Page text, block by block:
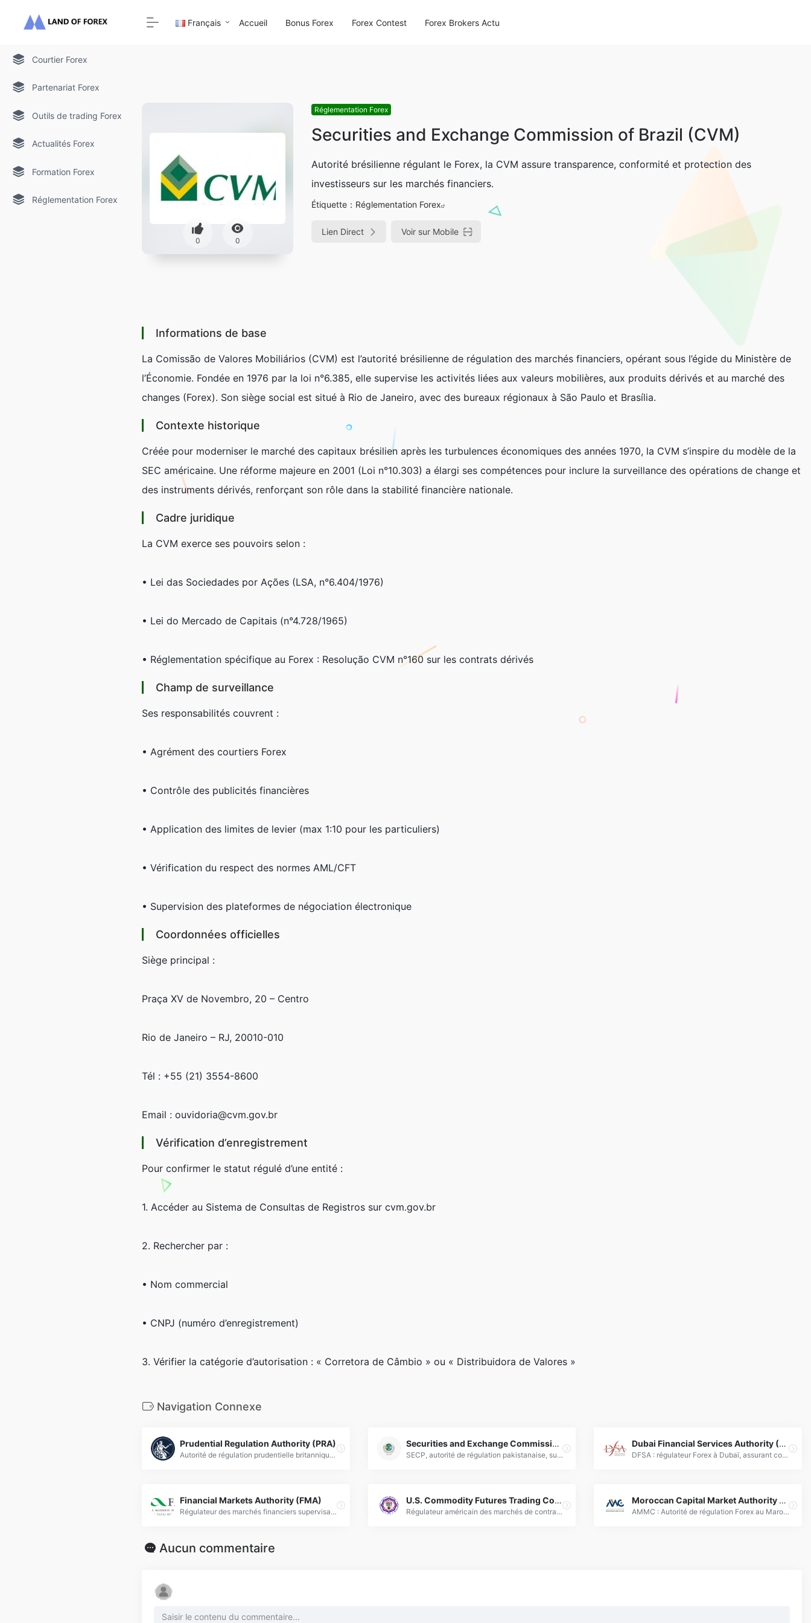
Courtier Forex
Partenariat Forex
Outils de trading Forex
Actualités Forex
Formation Forex
Réglementation Forex
Français Accueil Bonus Forex Forex Contest Forex Brokers Actu
0 0
Réglementation Forex
Securities and Exchange Commission of Brazil (CVM)
Autorité brésilienne régulant le Forex, la CVM assure transparence, conformité et protection des
investisseurs sur les marchés financiers.
Étiquette： Réglementation Forex
Lien Direct Voir sur Mobile
Informations de base
La Comissão de Valores Mobiliários (CVM) est l’autorité brésilienne de régulation des marchés financiers, opérant sous l’égide du Ministère de
l’Économie. Fondée en 1976 par la loi n°6.385, elle supervise les activités liées aux valeurs mobilières, aux produits dérivés et au marché des
changes (Forex). Son siège social est situé à Rio de Janeiro, avec des bureaux régionaux à São Paulo et Brasília.
Contexte historique
Créée pour moderniser le marché des capitaux brésilien après les turbulences économiques des années 1970, la CVM s’inspire du modèle de la
SEC américaine. Une réforme majeure en 2001 (Loi n°10.303) a élargi ses compétences pour inclure la surveillance des opérations de change et
des instruments dérivés, renforçant son rôle dans la stabilité financière nationale.
Cadre juridique
La CVM exerce ses pouvoirs selon :
• Lei das Sociedades por Ações (LSA, n°6.404/1976)
• Lei do Mercado de Capitais (n°4.728/1965)
• Réglementation spécifique au Forex : Resolução CVM n°160 sur les contrats dérivés
Champ de surveillance
Ses responsabilités couvrent :
• Agrément des courtiers Forex
• Contrôle des publicités financières
• Application des limites de levier (max 1:10 pour les particuliers)
• Vérification du respect des normes AML/CFT
• Supervision des plateformes de négociation électronique
Coordonnées officielles
Siège principal :
Praça XV de Novembro, 20 – Centro
Rio de Janeiro – RJ, 20010-010
Tél : +55 (21) 3554-8600
Email : ouvidoria@cvm.gov.br
Vérification d’enregistrement
Pour confirmer le statut régulé d’une entité :
1. Accéder au Sistema de Consultas de Registros sur cvm.gov.br
2. Rechercher par :
• Nom commercial
• CNPJ (numéro d’enregistrement)
3. Vérifier la catégorie d’autorisation : « Corretora de Câmbio » ou « Distribuidora de Valores »
Navigation Connexe
Prudential Regulation Authority (PRA)
Autorité de régulation prudentielle britannique (PRA), supervisant les institutions financières pour assurer la stabilité et la protection des investisseurs sur le Forex.
Securities and Exchange Commission of Pakistan (SECP)
SECP, autorité de régulation pakistanaise, supervise les marchés financiers dont le Forex pour garantir l'intégrité des marchés et la protection des investisseurs.
Dubai Financial Services Authority (DFSA)
DFSA : régulateur Forex à Dubaï, assurant conformité et protection des investisseurs sur les marchés financiers.
Financial Markets Authority (FMA)
Régulateur des marchés financiers supervisant le Forex, assurant conformité et protection des investisseurs avec transparence.
U.S. Commodity Futures Trading Commission (CFTC)
Régulateur américain des marchés de contrats à terme, options et Forex, garantissant transparence et intégrité financière." /&gt;
Moroccan Capital Market Authority (AMMC)
AMMC : Autorité de régulation Forex au Maroc, supervisant les marchés financiers et protégeant les investisseurs.
Aucun commentaire